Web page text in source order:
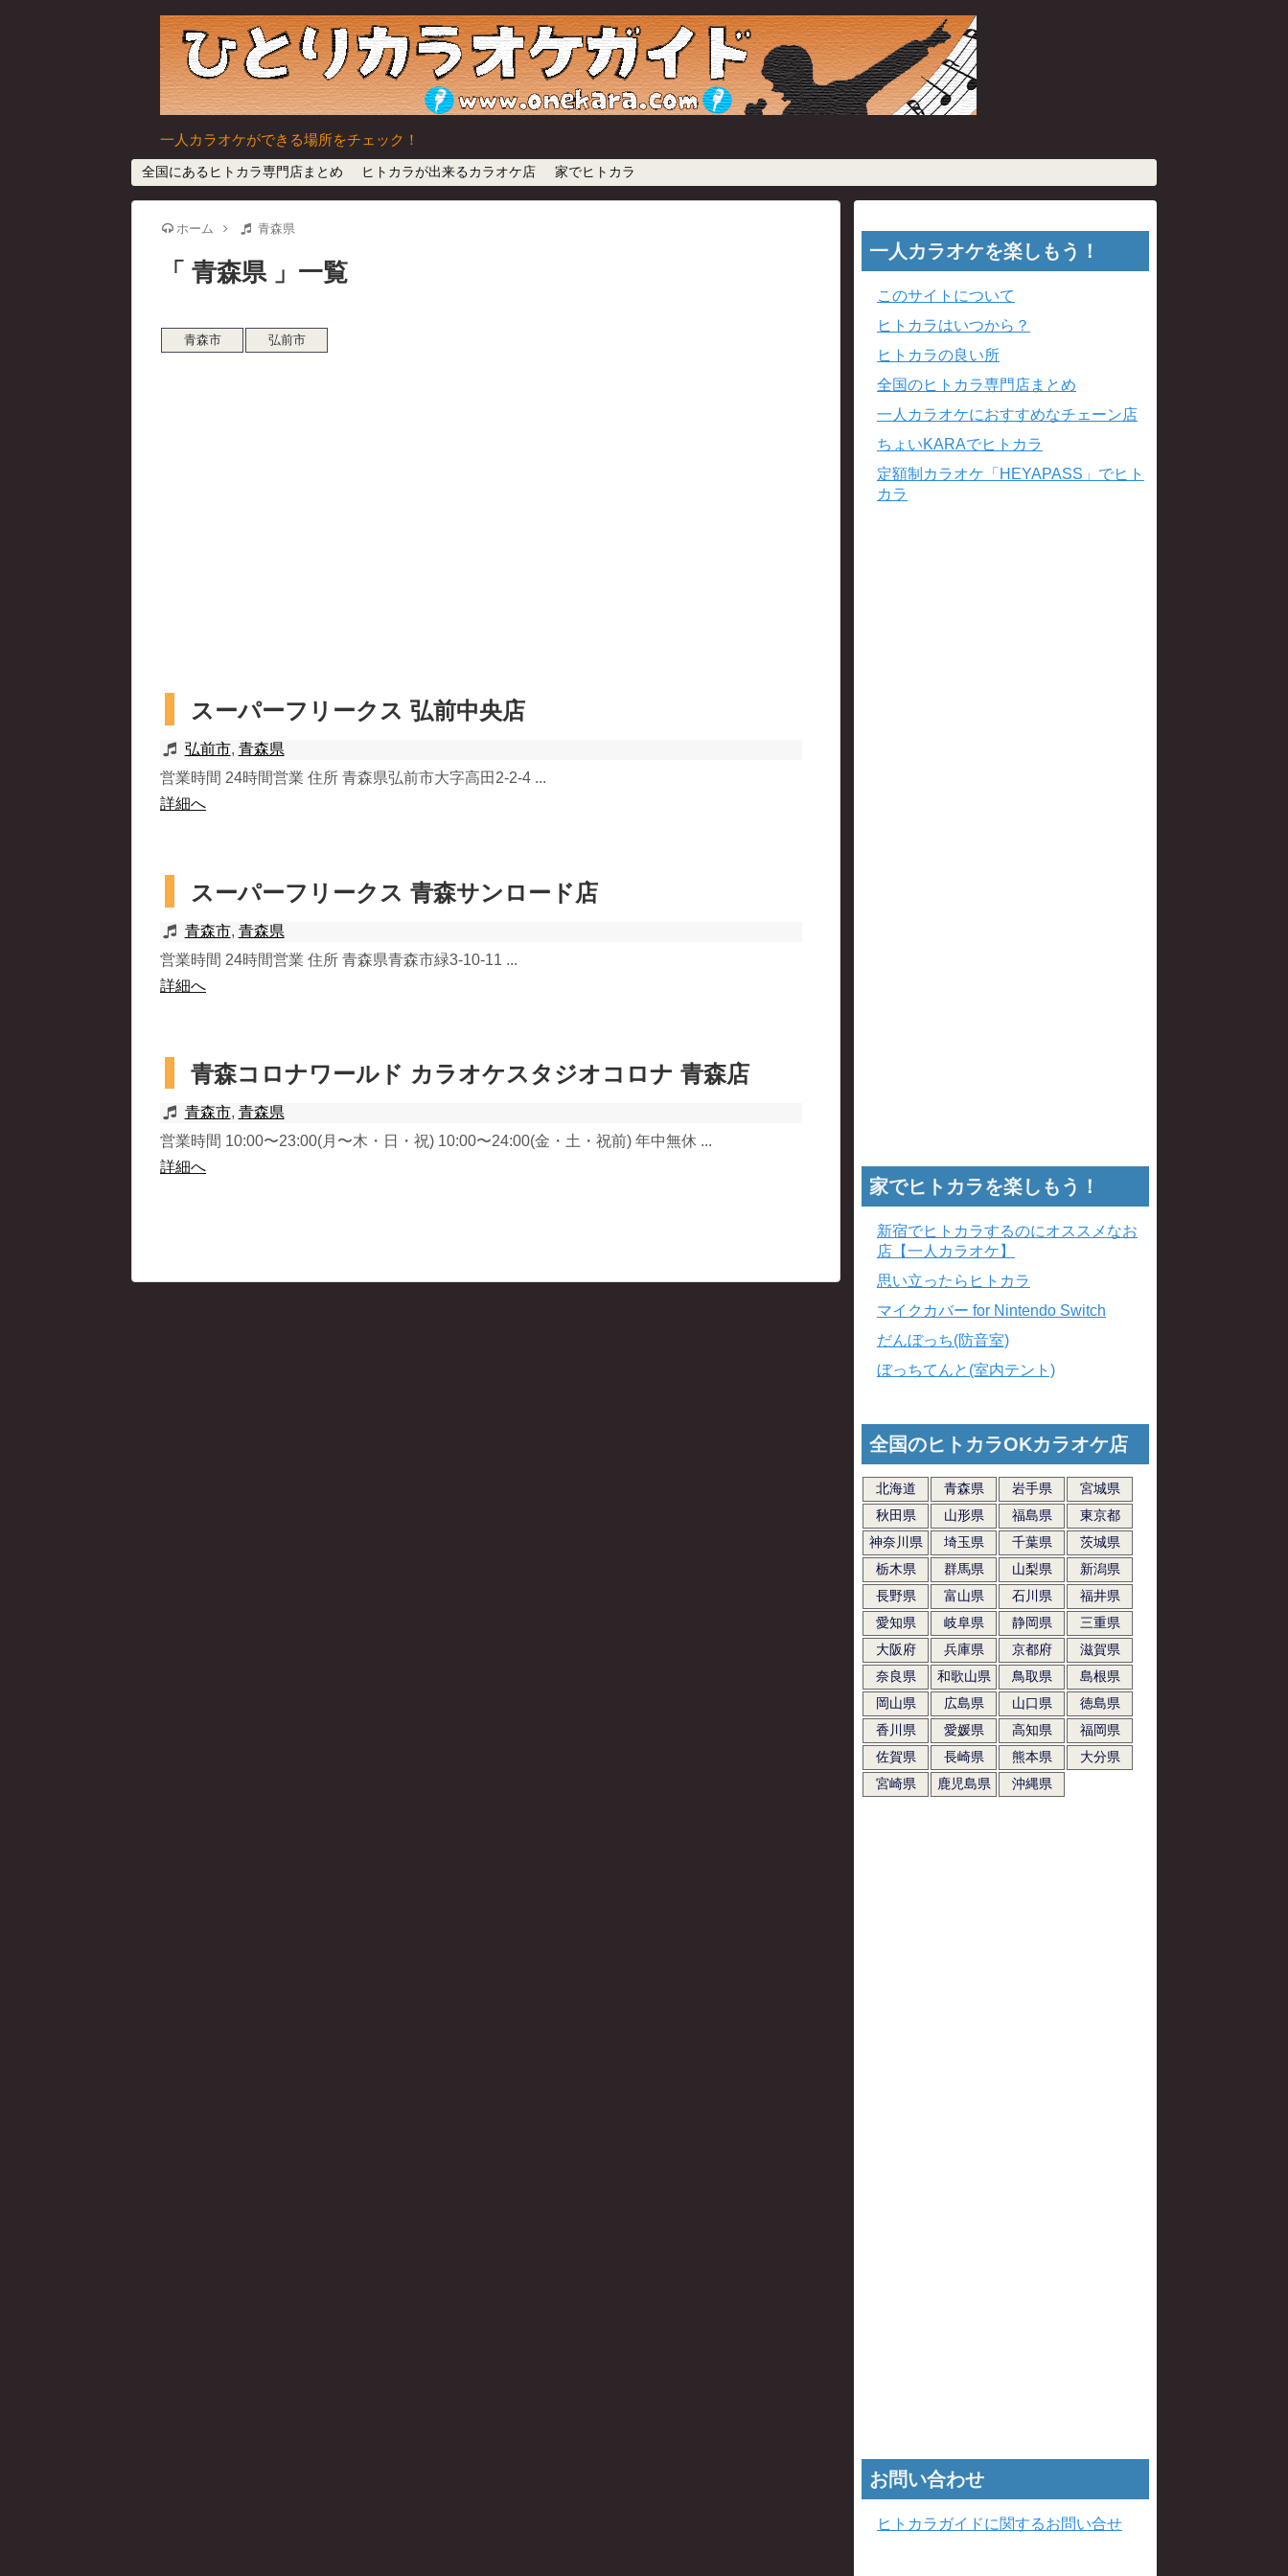
一人カラオケができる場所をチェック！
全国にあるヒトカラ専門店まとめ ヒトカラが出来るカラオケ店 家でヒトカラ
ホーム 青森県
青森県 一覧
青森市 弘前市
スーパーフリークス 弘前中央店
弘前市, 青森県
営業時間 24時間営業 住所 青森県弘前市大字高田2-2-4 ...
詳細へ
スーパーフリークス 青森サンロード店
青森市, 青森県
営業時間 24時間営業 住所 青森県青森市緑3-10-11 ...
詳細へ
青森コロナワールド カラオケスタジオコロナ 青森店
青森市, 青森県
営業時間 10:00〜23:00(月〜木・日・祝) 10:00〜24:00(金・土・祝前) 年中無休 ...
詳細へ
一人カラオケを楽しもう！
このサイトについて
ヒトカラはいつから？
ヒトカラの良い所
全国のヒトカラ専門店まとめ
一人カラオケにおすすめなチェーン店
ちょいKARAでヒトカラ
定額制カラオケ「HEYAPASS」でヒト
カラ
家でヒトカラを楽しもう！
新宿でヒトカラするのにオススメなお
店【一人カラオケ】
思い立ったらヒトカラ
マイクカバー for Nintendo Switch
だんぼっち(防音室)
ぼっちてんと(室内テント)
全国のヒトカラOKカラオケ店
北海道 青森県 岩手県
宮城県
秋田県
山形県 福島県
東京都
神奈川県
埼玉県 千葉県
茨城県
栃木県
群馬県 山梨県
新潟県
長野県
富山県 石川県
福井県
愛知県
岐阜県 静岡県
三重県
大阪府
兵庫県 京都府
滋賀県
奈良県
和歌山県 鳥取県
島根県
岡山県
広島県 山口県
徳島県
香川県
愛媛県 高知県
福岡県
佐賀県
長崎県 熊本県
大分県
宮崎県
鹿児島県 沖縄県
お問い合わせ
ヒトカラガイドに関するお問い合せ